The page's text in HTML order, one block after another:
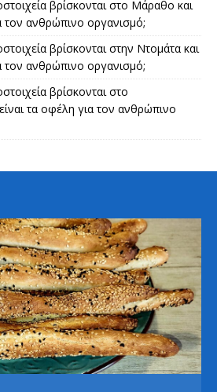
βρίσκονται στο Μάραθο και
τον ανθρώπινο οργανισμό;
βρίσκονται στην Ντομάτα και
τον ανθρώπινο οργανισμό;
βρίσκονται στο
τα οφέλη για τον ανθρώπινο
Πατάτες με σαλάτα